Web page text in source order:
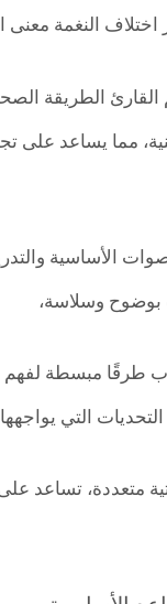
اختلاف النغمة معنى
القارئ الطريقة
مما يساعد على
الأساسية
بوضوح وسلاسة،
طرقًا مبسطة لفهم
التي
متعددة، تساعد